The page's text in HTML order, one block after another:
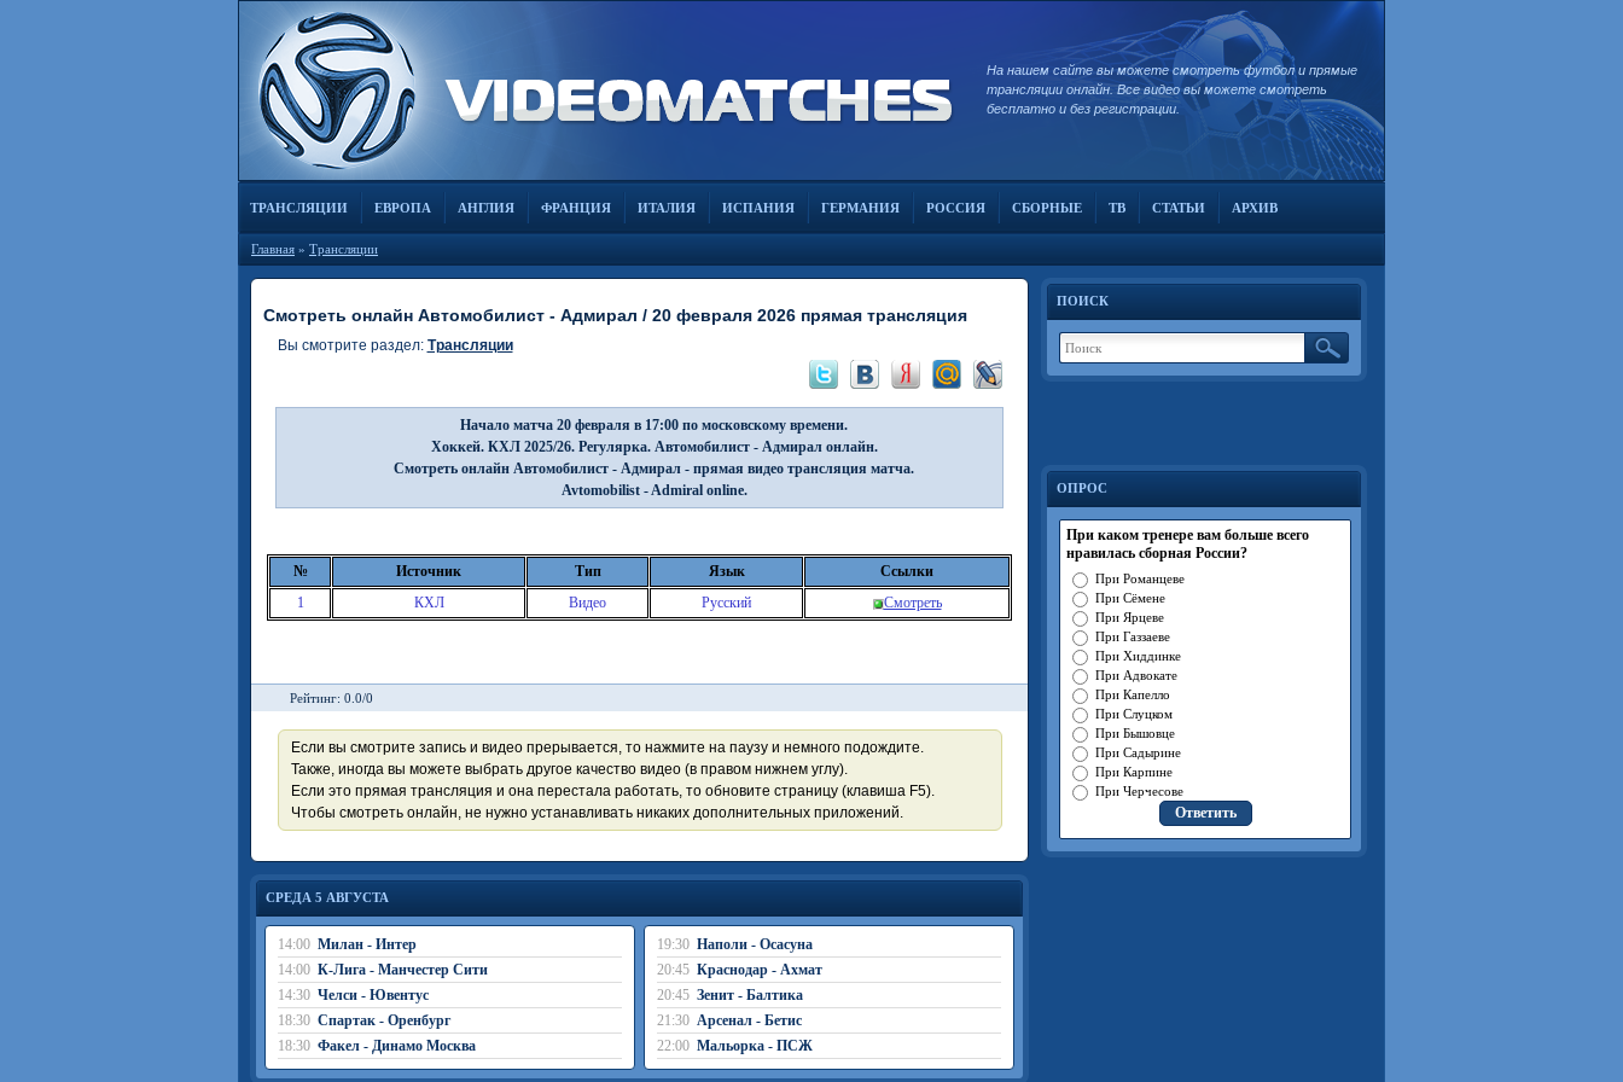
На нашем сайте вы можете смотреть футбол и прямые
трансляции онлайн. Все видео вы можете смотреть
бесплатно и без регистрации.
ТРАНСЛЯЦИИ ЕВРОПА АНГЛИЯ ФРАНЦИЯ ИТАЛИЯ ИСПАНИЯ ГЕРМАНИЯ РОССИЯ СБОРНЫЕ ТВ СТАТЬИ АРХИВ
Главная » Трансляции
Смотреть онлайн Автомобилист - Адмирал / 20 февраля 2026 прямая трансляция
Вы смотрите раздел: Трансляции
Начало матча 20 февраля в 17:00 по московскому времени.
Хоккей. КХЛ 2025/26. Регулярка. Автомобилист - Адмирал онлайн.
Смотреть онлайн Автомобилист - Адмирал - прямая видео трансляция матча.
Avtomobilist - Admiral online.
№ Источник Тип Язык
Ссылки
1
КХЛ Видео Русский Смотреть
Рейтинг: 0.0/0
Если вы смотрите запись и видео прерывается, то нажмите на паузу и немного подождите.
Также, иногда вы можете выбрать другое качество видео (в правом нижнем углу).
Если это прямая трансляция и она перестала работать, то обновите страницу (клавиша F5).
Чтобы смотреть онлайн, не нужно устанавливать никаких дополнительных приложений.
СРЕДА 5 АВГУСТА
14:00 Милан - Интер
14:00 К-Лига - Манчестер Сити
14:30 Челси - Ювентус
18:30 Спартак - Оренбург
18:30 Факел - Динамо Москва
19:30 Наполи - Осасуна
20:45 Краснодар - Ахмат
20:45 Зенит - Балтика
21:30 Арсенал - Бетис
22:00 Мальорка - ПСЖ
ПОИСК
ОПРОС
При каком тренере вам больше всего
нравилась сборная России?
При Романцеве
При Сёмене
При Ярцеве
При Газзаеве
При Хиддинке
При Адвокате
При Капелло
При Слуцком
При Бышовце
При Садырине
При Карпине
При Черчесове